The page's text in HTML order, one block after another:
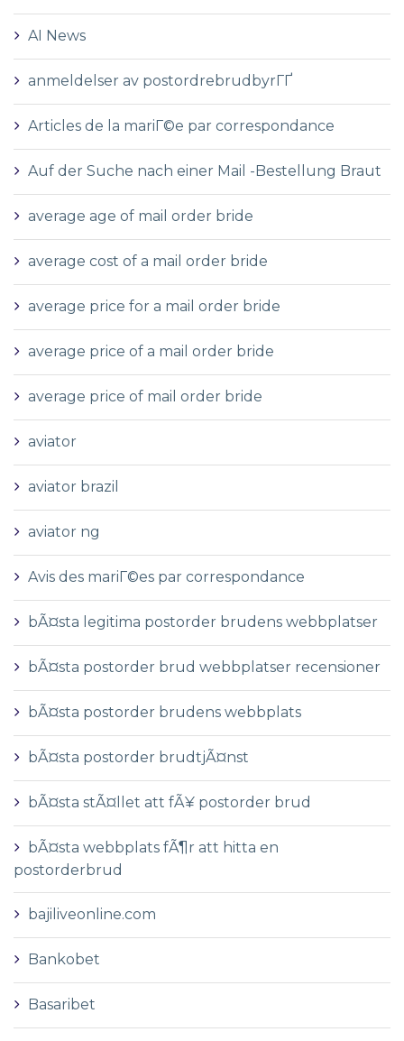
AI News
anmeldelser av postordrebrudbyrГҐ
Articles de la mariГ©e par correspondance
Auf der Suche nach einer Mail -Bestellung Braut
average age of mail order bride
average cost of a mail order bride
average price for a mail order bride
average price of a mail order bride
average price of mail order bride
aviator
aviator brazil
aviator ng
Avis des mariГ©es par correspondance
bÃ¤sta legitima postorder brudens webbplatser
bÃ¤sta postorder brud webbplatser recensioner
bÃ¤sta postorder brudens webbplats
bÃ¤sta postorder brudtjÃ¤nst
bÃ¤sta stÃ¤llet att fÃ¥ postorder brud
bÃ¤sta webbplats fÃ¶r att hitta en
postorderbrud
bajiliveonline.com
Bankobet
Basaribet